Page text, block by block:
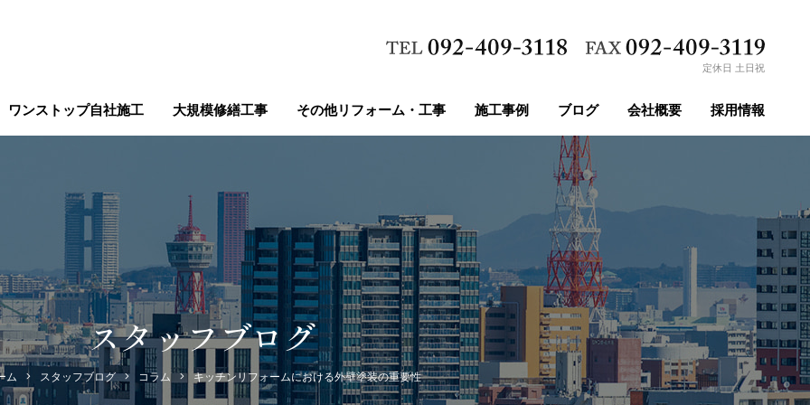
定休日 土日祝
ワンストップ自社施工 大規模修繕工事 その他リフォーム・工事 施工事例 ブログ 会社概要 採用情報
スタッフブログ
ム スタッフブログ コラム キッチンリフォームにおける外壁塗装の重要性